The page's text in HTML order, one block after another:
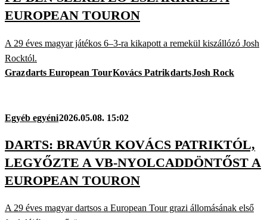
EUROPEAN TOURON
A 29 éves magyar játékos 6–3-ra kikapott a remekül kiszállózó Josh
Rocktól.
Grazdarts European TourKovács PatrikdartsJosh Rock
Egyéb egyéni2026.05.08. 15:02
DARTS: BRAVÚR KOVÁCS PATRIKTÓL,
LEGYŐZTE A VB-NYOLCADDÖNTŐST A
EUROPEAN TOURON
A 29 éves magyar dartsos a European Tour grazi állomásának első